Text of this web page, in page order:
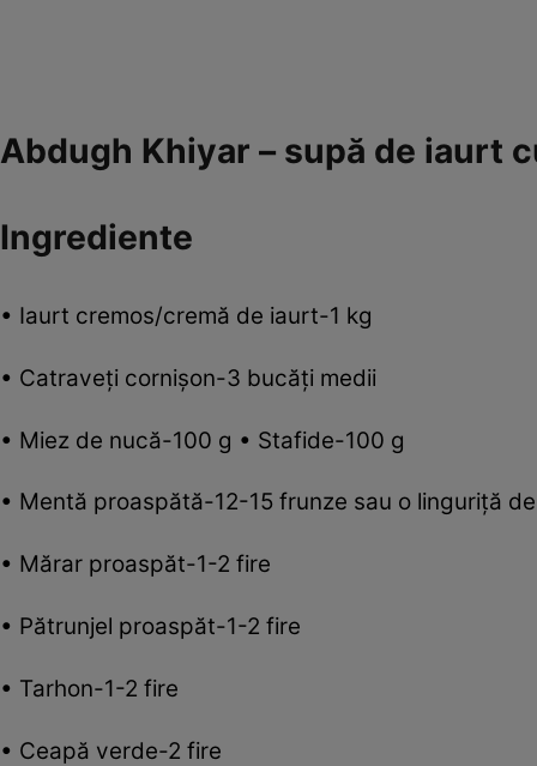
Abdugh Khiyar – supă de iaurt
Ingrediente
• Iaurt cremos/cremă de iaurt-1 kg
• Catraveţi cornişon-3 bucăţi medii
• Miez de nucă-100 g • Stafide-100 g
• Mentă proaspătă-12-15 frunze sau o linguriţă
• Mărar proaspăt-1-2 fire
• Pătrunjel proaspăt-1-2 fire
• Tarhon-1-2 fire
• Ceapă verde-2 fire